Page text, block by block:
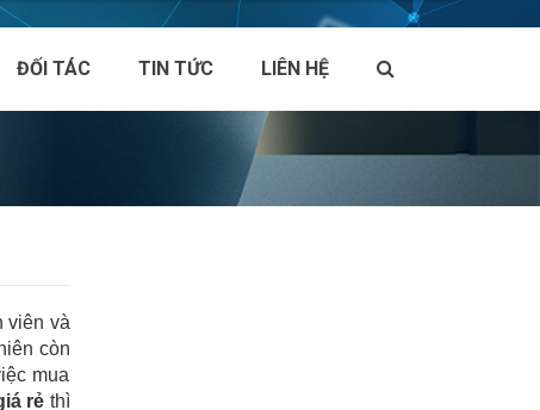
ĐỐI TÁC TIN TỨC LIÊN HỆ
viên và
còn
mua
rẻ thì